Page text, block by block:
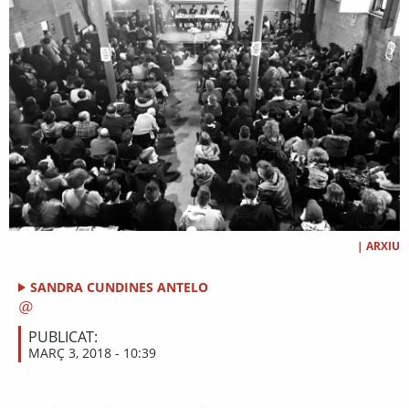
| ARXIU
SANDRA CUNDINES ANTELO
PUBLICAT:
MARÇ 3, 2018 - 10:39